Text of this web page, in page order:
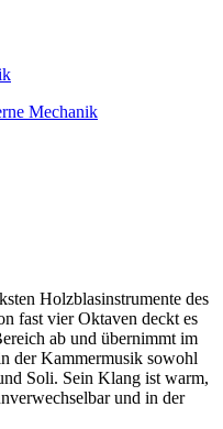
Mechanik
Holzblasinstrumente des
fast vier Oktaven deckt es
ab und übernimmt im
der Kammermusik sowohl
Soli. Sein Klang ist warm,
und in der